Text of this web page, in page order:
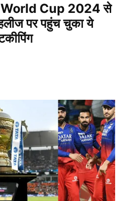
World Cup 2024 से
पर पहुंच चुका ये